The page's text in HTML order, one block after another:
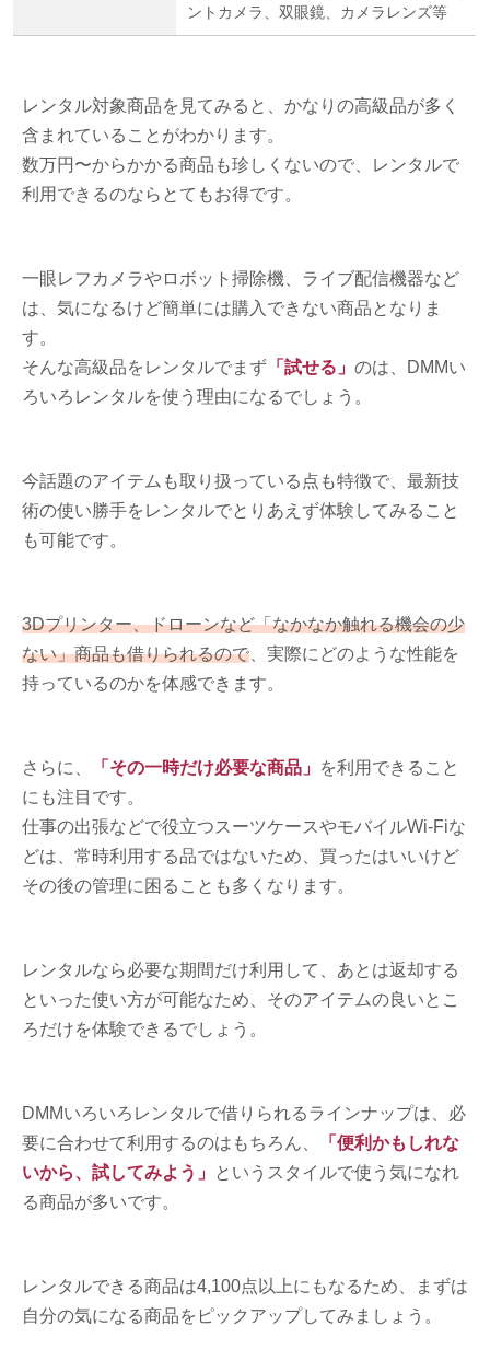
ントカメラ、双眼鏡、カメラレンズ等
レンタル対象商品を見てみると、かなりの高級品が多く
含まれていることがわかります。
数万円〜からかかる商品も珍しくないので、レンタルで
利用できるのならとてもお得です。
一眼レフカメラやロボット掃除機、ライブ配信機器など
は、気になるけど簡単には購入できない商品となりま
す。
そんな高級品をレンタルでまず 「試せる」 のは、DMMい
ろいろレンタルを使う理由になるでしょう。
今話題のアイテムも取り扱っている点も特徴で、最新技
術の使い勝手をレンタルでとりあえず体験してみること
も可能です。
3Dプリンター、ドローンなど「なかなか触れる機会の少
ない」商品も借りられるので 、実際にどのような性能を
持っているのかを体感できます。
さらに、 「その一時だけ必要な商品」 を利用できること
にも注目です。
仕事の出張などで役立つスーツケースやモバイルWi-Fiな
どは、常時利用する品ではないため、買ったはいいけど
その後の管理に困ることも多くなります。
レンタルなら必要な期間だけ利用して、あとは返却する
といった使い方が可能なため、そのアイテムの良いとこ
ろだけを体験できるでしょう。
DMMいろいろレンタルで借りられるラインナップは、必
要に合わせて利用するのはもちろん、
「便利かもしれな
いから、試してみよう」 というスタイルで使う気になれ
る商品が多いです。
レンタルできる商品は4,100点以上にもなるため、まずは
自分の気になる商品をピックアップしてみましょう。